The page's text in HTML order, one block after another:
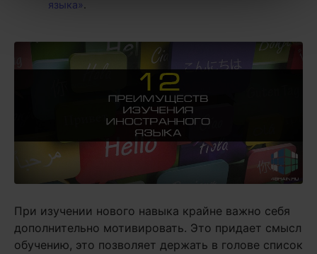
языка»
При изучении нового навыка крайне важно себя
дополнительно мотивировать. Это придает смысл
обучению, это позволяет держать в голове список